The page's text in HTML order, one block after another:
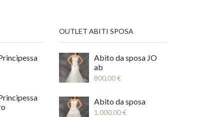
OUTLET ABITI SPOSA
Abito da sposa JO
ab
800,00€
Abito da sposa
1.000,00€